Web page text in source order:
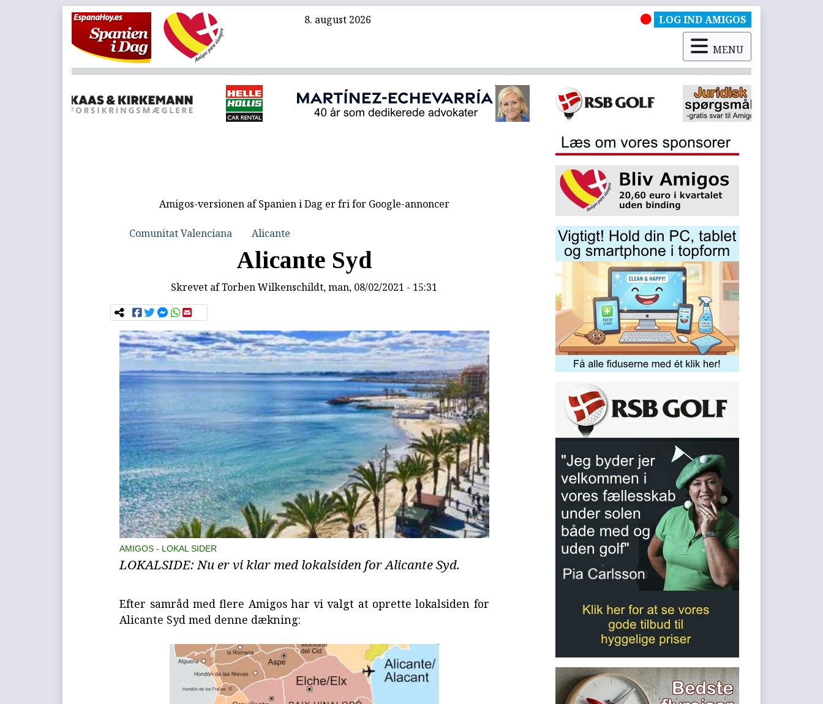
8. august 2026 LOG IND AMIGOS
MENU
Amigos-versionen af Spanien i Dag er fri for Google-annoncer
Comunitat Valenciana Alicante
Alicante Syd
Skrevet afTorben Wilkenschildt, man, 08/02/2021 - 15:31
AMIGOS LOKAL SIDER
LOKALSIDE: Nu er vi klar med lokalsiden for Alicante Syd.
Efter samråd med flere Amigos har vi valgt at oprette lokalsiden for
Alicante Syd med denne dækning: